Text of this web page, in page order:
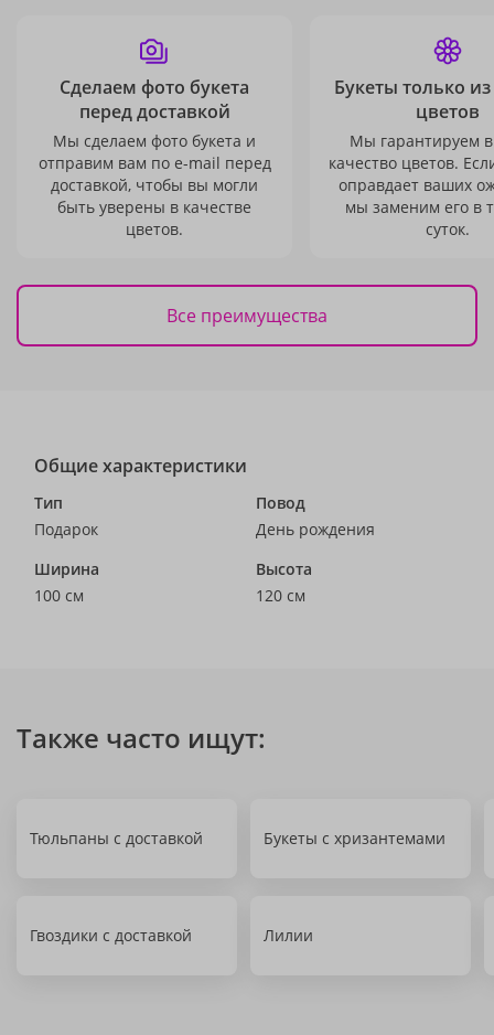
Сделаем фото букета
перед доставкой
Мы сделаем фото букета и
отправим вам по e-mail перед
доставкой, чтобы вы могли
быть уверены в качестве
цветов.
Букеты только
цветов
Мы гарантируем
качество цветов.
оправдает ваших
мы заменим его в
суток.
Все преимущества
Общие характеристики
Тип
Подарок
Повод
День рождения
Ширина
100 см
Высота
120 см
Также часто ищут:
Тюльпаны с доставкой Букеты с хризантемами
Гвоздики с доставкой Лилии